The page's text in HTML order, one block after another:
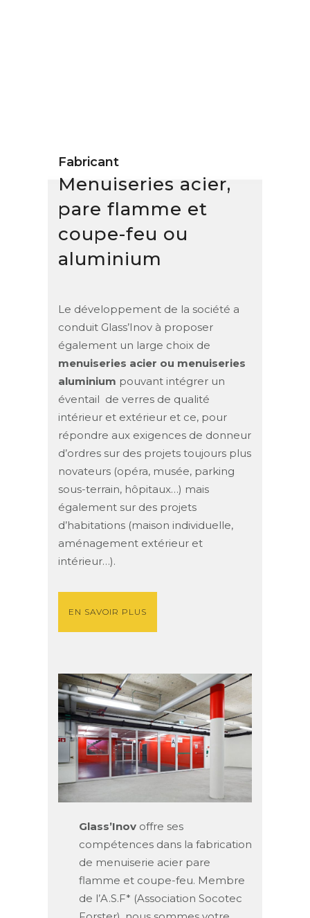
Fabricant
Menuiseries acier,
pare flamme et
coupe-feu ou
aluminium
Le développement de la société a
conduit Glass’Inov à proposer
également un large choix de
menuiseries acier ou menuiseries
aluminium pouvant intégrer un
éventail de verres de qualité
intérieur et extérieur et ce, pour
répondre aux exigences de donneur
d’ordres sur des projets toujours plus
novateurs (opéra, musée, parking
sous-terrain, hôpitaux…) mais
également sur des projets
d’habitations (maison individuelle,
aménagement extérieur et
intérieur…).
EN SAVOIR PLUS
Glass’Inov offre ses
compétences dans la fabrication
de menuiserie acier pare
flamme et coupe-feu. Membre
de l’A.S.F* (Association Socotec